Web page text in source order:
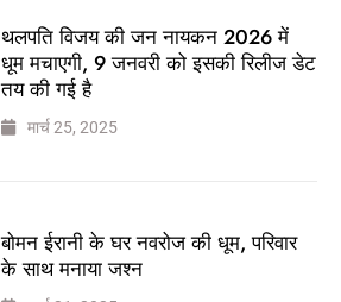
थलपति विजय की जन नायकन 2026 में
धूम मचाएगी, 9 जनवरी को इसकी रिलीज डेट
तय की गई है
मार्च 25, 2025
बोमन ईरानी के घर नवरोज की धूम, परिवार
के साथ मनाया जश्न